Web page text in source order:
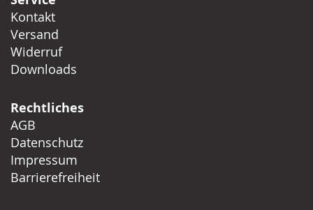
Kontakt
Versand
Widerruf
Downloads
Rechtliches
AGB
Datenschutz
Impressum
Barrierefreiheit